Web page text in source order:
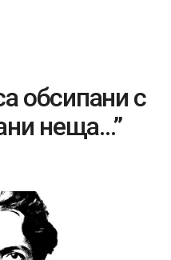
обсипани с
неща…”